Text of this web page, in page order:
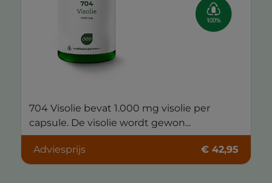
704 Visolie bevat 1.000 mg visolie per
capsule. De visolie wordt gewon...
Adviesprijs € 42,95